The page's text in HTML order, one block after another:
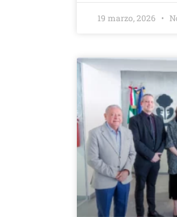
19 marzo, 2026